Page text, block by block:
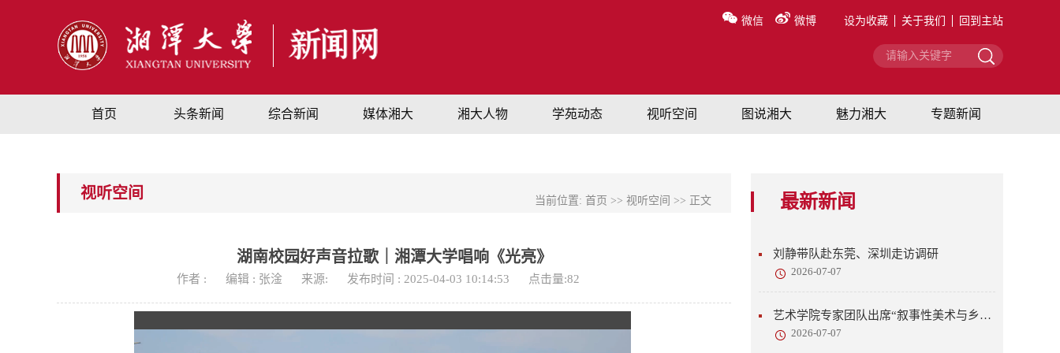
微信 微博 设为收藏 关于我们 回到主站
首页 头条新闻 综合新闻 媒体湘大 湘大人物 学苑动态 视听空间 图说湘大 魅力湘大 专题新闻
最新新闻
刘静带队赴东莞、深圳走访调研
2026-07-07
艺术学院专家团队出席“叙事性美术与乡村美育”研讨会
2026-07-07
当前位置: 首页 >> 视听空间 >> 正文
视听空间
湖南校园好声音拉歌｜湘潭大学唱响《光亮》
作者 : 编辑 : 张淦 来源: 发布时间 : 2025-04-03 10:14:53 点击量:82